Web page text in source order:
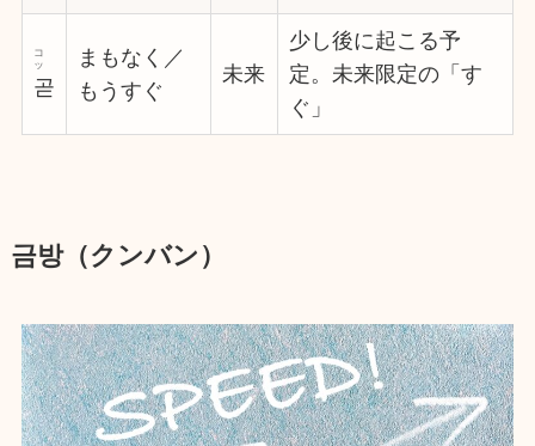
곧
コ
ッ
まもなく／
もうすぐ
未来
少し後に起こる予
定。未来限定の「す
ぐ」
금방（クンバン）